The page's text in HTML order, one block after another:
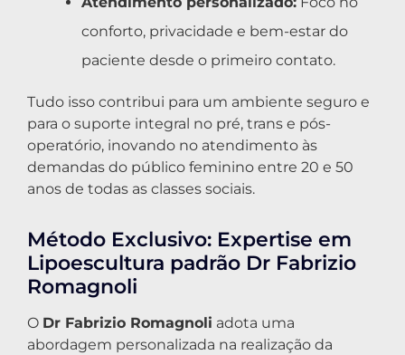
conforto, privacidade e bem-estar do
paciente desde o primeiro contato.
Tudo isso contribui para um ambiente seguro e
para o suporte integral no pré, trans e pós-
operatório, inovando no atendimento às
demandas do público feminino entre 20 e 50
anos de todas as classes sociais.
Método Exclusivo: Expertise em
Lipoescultura padrão Dr Fabrizio
Romagnoli
O Dr Fabrizio Romagnoli adota uma
abordagem personalizada na realização da